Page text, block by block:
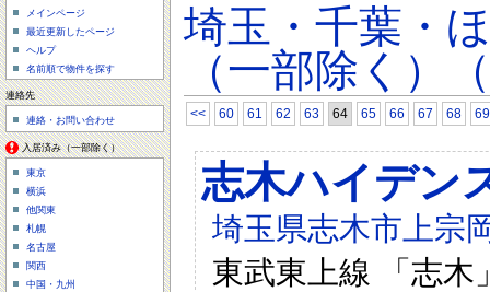
埼玉・千葉・
（一部除く）
<< 60 61 62 63 64 65 66 67 68 69
志木ハイデン
埼玉県志木市上宗
東武東上線 「志木
メインページ
最近更新したページ
ヘルプ
名前順で物件を探す
連絡先
連絡・お問い合わせ
入居済み（一部除く）
東京
横浜
他関東
札幌
名古屋
関西
中国・九州